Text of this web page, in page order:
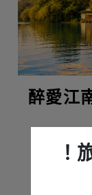
！
醉愛江